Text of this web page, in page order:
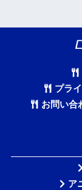
プラ
お問い合
ア